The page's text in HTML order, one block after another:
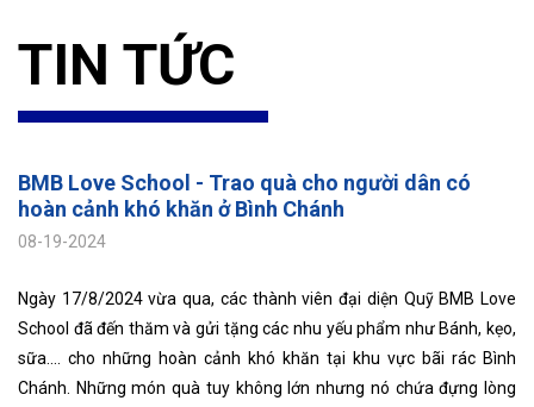
TIN TỨC
BMB Love School - Trao quà cho người dân có
hoàn cảnh khó khăn ở Bình Chánh
08-19-2024
Ngày 17/8/2024 vừa qua, các thành viên đại diện Quỹ BMB Love
School đã đến thăm và gửi tặng các nhu yếu phẩm như Bánh, kẹo,
sữa.... cho những hoàn cảnh khó khăn tại khu vực bãi rác Bình
Chánh. Những món quà tuy không lớn nhưng nó chứa đựng lòng